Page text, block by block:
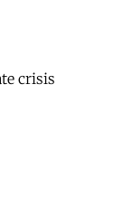
crisis